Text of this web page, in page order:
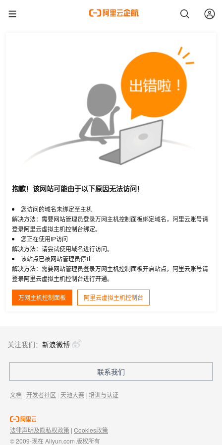
抱歉！该网站可能由于以下原因无法访问！
您访问的域名未绑定至主机
解决方法：需要网站管理员登录万网主机控制面板绑定域名，阿里云账号请
登录阿里云虚拟主机控制台绑定。
您正在使用IP访问
解决方法：请尝试使用域名进行访问。
该站点已被网站管理员停止
解决方法：需要网站管理员登录万网主机控制面板开启站点，阿里云账号请
登录阿里云虚拟主机控制台进行开通。
万网主机控制面板 阿里云虚拟主机控制台